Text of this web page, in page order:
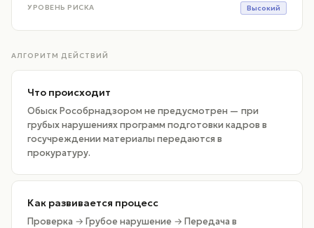
УРОВЕНЬ РИСКА Высокий
АЛГОРИТМ ДЕЙСТВИЙ
Что происходит
Обыск Рособрнадзором не предусмотрен — при
грубых нарушениях программ подготовки кадров в
госучреждении материалы передаются в
прокуратуру.
Как развивается процесс
Проверка → Грубое нарушение → Передача в